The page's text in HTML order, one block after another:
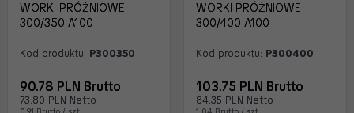
WORKI PRÓŻNIOWE
300/350 A100
Kod produktu: P300350
90.78 PLN Brutto
73.80 PLN Netto
WORKI PRÓŻNIOWE
300/400 A100
Kod produktu: P300400
103.75 PLN Brutto
84.35 PLN Netto